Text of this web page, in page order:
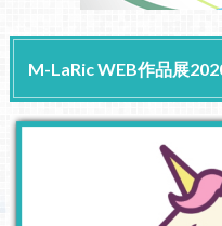
M-LaRic WEB作品展